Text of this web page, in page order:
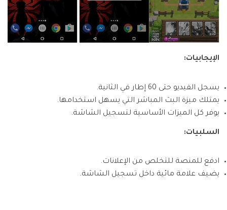
الإيجابيات:
يسجل الفيديو حتى 60 إطار في الثانية.
يمتلك ميزة البث المباشر التي يسهل استخدامها.
يوفر كل الميزات الأساسية لتسجيل الشاشة.
السلبيات:
ادفع للمنصة للتخلص من الإعلانات.
يضيف علامة مائية داخل تسجيل الشاشة.